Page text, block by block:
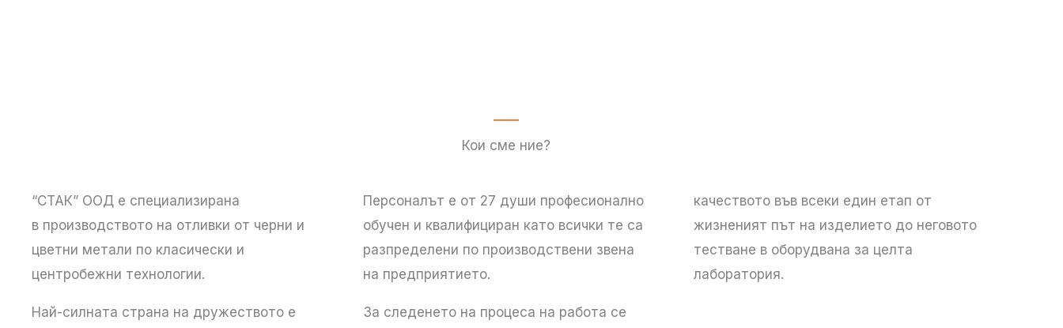
Кои сме ние?
“СТАК” ООД е специализирана
в производството на отливки от черни и
цветни метали по класически и
центробежни технологии.
Най-силната страна на дружеството е
​​Персоналът е от 27 души професионално
обучен и квалифициран като всички те са
разпределени по производствени звена
на предприятието.
За следенето на процеса на работа се
качеството във всеки един етап от
жизненият път на изделието до неговото
тестване в оборудвана за целта
лаборатория.